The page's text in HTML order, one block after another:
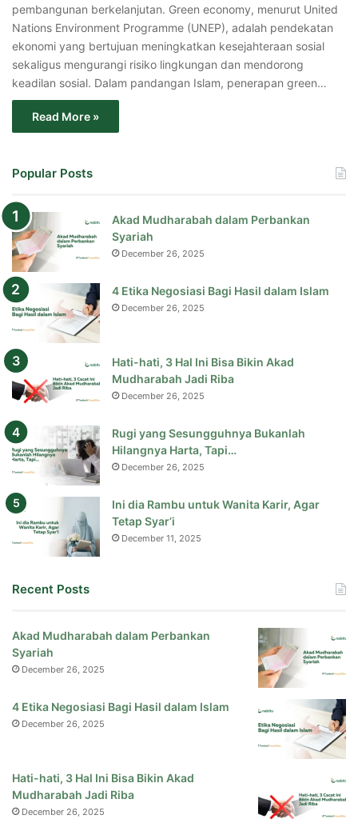
pembangunan berkelanjutan. Green economy, menurut United
Nations Environment Programme (UNEP), adalah pendekatan
ekonomi yang bertujuan meningkatkan kesejahteraan sosial
sekaligus mengurangi risiko lingkungan dan mendorong
keadilan sosial. Dalam pandangan Islam, penerapan green…
Read More »
Popular Posts
Akad Mudharabah dalam Perbankan
Syariah
December 26, 2025
4 Etika Negosiasi Bagi Hasil dalam Islam
December 26, 2025
Hati-hati, 3 Hal Ini Bisa Bikin Akad
Mudharabah Jadi Riba
December 26, 2025
Rugi yang Sesungguhnya Bukanlah
Hilangnya Harta, Tapi…
December 26, 2025
Ini dia Rambu untuk Wanita Karir, Agar
Tetap Syar’i
December 11, 2025
Recent Posts
Akad Mudharabah dalam Perbankan
Syariah
December 26, 2025
4 Etika Negosiasi Bagi Hasil dalam Islam
December 26, 2025
Hati-hati, 3 Hal Ini Bisa Bikin Akad
Mudharabah Jadi Riba
December 26, 2025